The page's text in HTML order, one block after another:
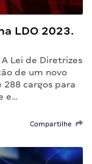
LDO 2023.
A Lei de Diretrizes
de um novo
cargos para
e…
Compartilhe